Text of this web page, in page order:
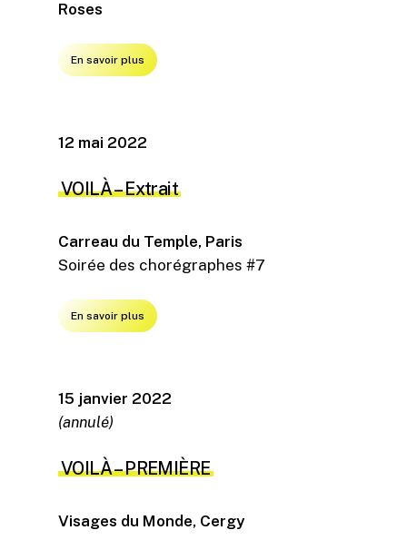
Roses
En savoir plus
12 mai 2022
VOILÀ– Extrait
Carreau du Temple, Paris
Soirée des chorégraphes #7
En savoir plus
15 janvier 2022
(annulé)
VOILÀ – PREMIÈRE
Visages du Monde, Cergy